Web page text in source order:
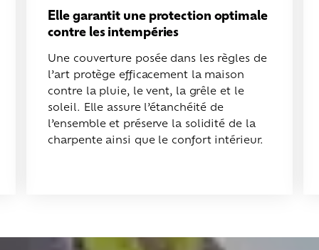
Elle garantit une protection optimale
contre les intempéries
Une couverture posée dans les règles de
l’art protège efficacement la maison
contre la pluie, le vent, la grêle et le
soleil. Elle assure l’étanchéité de
l’ensemble et préserve la solidité de la
charpente ainsi que le confort intérieur.